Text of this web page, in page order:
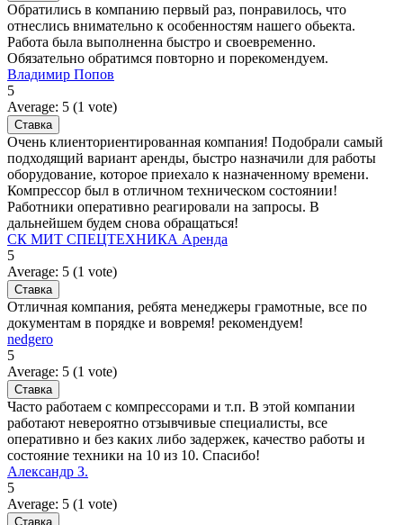
Обратились в компанию первый раз, понравилось, что
отнеслись внимательно к особенностям нашего обьекта.
Работа была выполненна быстро и своевременно.
Обязательно обратимся повторно и порекомендуем.
Владимир Попов
5
Average: 5 (1 vote)
Очень клиенториентированная компания! Подобрали самый
подходящий вариант аренды, быстро назначили для работы
оборудование, которое приехало к назначенному времени.
Компрессор был в отличном техническом состоянии!
Работники оперативно реагировали на запросы. В
дальнейшем будем снова обращаться!
СК МИТ СПЕЦТЕХНИКА Аренда
5
Average: 5 (1 vote)
Отличная компания, ребята менеджеры грамотные, все по
документам в порядке и вовремя! рекомендуем!
nedgero
5
Average: 5 (1 vote)
Часто работаем с компрессорами и т.п. В этой компании
работают невероятно отзывчивые специалисты, все
оперативно и без каких либо задержек, качество работы и
состояние техники на 10 из 10. Спасибо!
Александр З.
5
Average: 5 (1 vote)